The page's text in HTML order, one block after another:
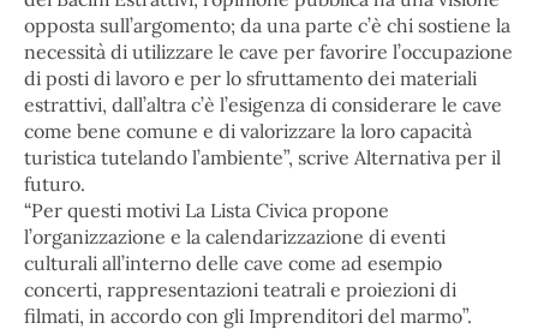
opposta sull’argomento; da una parte c’è chi sostiene la
necessità di utilizzare le cave per favorire l’occupazione
di posti di lavoro e per lo sfruttamento dei materiali
estrattivi, dall’altra c’è l’esigenza di considerare le cave
come bene comune e di valorizzare la loro capacità
turistica tutelando l’ambiente”, scrive Alternativa per il
futuro.
“Per questi motivi La Lista Civica propone
l’organizzazione e la calendarizzazione di eventi
culturali all’interno delle cave come ad esempio
concerti, rappresentazioni teatrali e proiezioni di
filmati, in accordo con gli Imprenditori del marmo”.